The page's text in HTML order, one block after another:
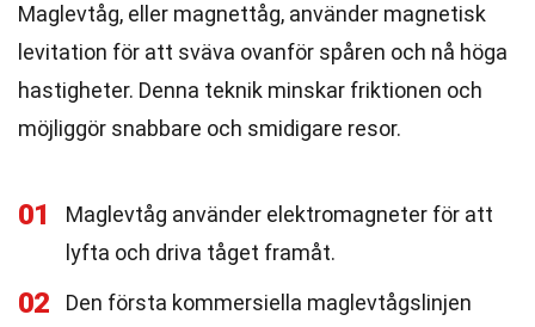
Maglevtåg, eller magnettåg, använder magnetisk
levitation för att sväva ovanför spåren och nå höga
hastigheter. Denna teknik minskar friktionen och
möjliggör snabbare och smidigare resor.
01
Maglevtåg använder elektromagneter för att
lyfta och driva tåget framåt.
02
Den första kommersiella maglevtågslinjen